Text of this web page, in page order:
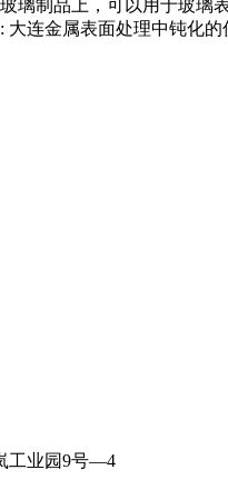
璃制品上，可以用于玻璃
大连金属表面处理中钝化的
工业园9号—4